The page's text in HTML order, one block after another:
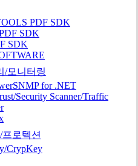
PDF SDK
SDK
SDK
/모니터링
for .NET
Security Scanner/Traffic
프로텍션
CrypKey